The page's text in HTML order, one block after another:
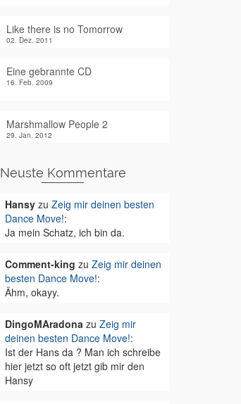
Like there is no Tomorrow
02. Dez. 2011
Eine gebrannte CD
16. Feb. 2009
Marshmallow People 2
29. Jan. 2012
Neuste Kommentare
Hansyzu Zeig mir deinen besten
Dance Move!:
Ja mein Schatz, ich bin da.
Comment-king zu Zeig mir deinen
besten Dance Move!:
Ähm, okayy.
DingoMAradonazu Zeig mir
deinen besten Dance Move!:
Ist der Hans da ? Man ich schreibe
hier jetzt so oft jetzt gib mir den
Hansy